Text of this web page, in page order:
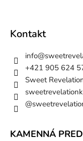
Kontakt
info@
+421 905 624
Sweet
KAMENNÁ